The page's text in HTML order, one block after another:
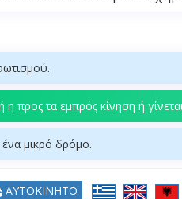
η προς τα εμπρός κίνηση ή
μικρό δρόμο.
ΑΥΤΟΚΙΝΗΤΟ